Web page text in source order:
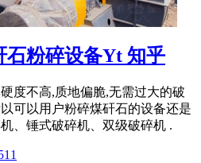
石粉碎设备Yt 知乎
度不高,质地偏脆,无需过大的破
可以用户粉碎煤矸石的设备还是
、锤式破碎机、双级破碎机 .